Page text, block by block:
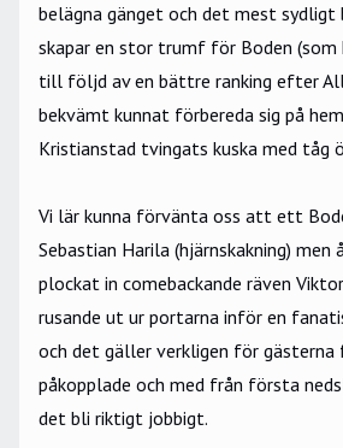
belägna gänget och det mest sydligt
skapar en stor trumf för Boden (som
till följd av en bättre ranking efter
bekvämt kunnat förbereda sig på
Kristianstad tvingats kuska med tåg
Vi lär kunna förvänta oss att ett
Sebastian Harila (hjärnskakning) men
plockat in comebackande räven
rusande ut ur portarna inför en
och det gäller verkligen för gästerna
påkopplade och med från första
det bli riktigt jobbigt.